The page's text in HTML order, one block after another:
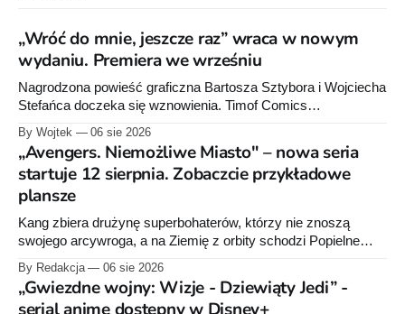
„Wróć do mnie, jeszcze raz” wraca w nowym
wydaniu. Premiera we wrześniu
Nagrodzona powieść graficzna Bartosza Sztybora i Wojciecha
Stefańca doczeka się wznowienia. Timof Comics
raz”, którego pierwsze wydanie ukazało się w 2015 roku.
By Wojtek 06 sie 2026
„Avengers. Niemożliwe Miasto" – nowa seria
startuje 12 sierpnia. Zobaczcie przykładowe
plansze
Kang zbiera drużynę superbohaterów, którzy nie znoszą
swojego arcywroga, a na Ziemię z orbity schodzi Popielne
serii Avengers autorstwa Jeda MacKaya trafia do sklepów 12
sierpnia. Rzućcie okiem na przykładowe plansze.
By Redakcja 06 sie 2026
„Gwiezdne wojny: Wizje - Dziewiąty Jedi” -